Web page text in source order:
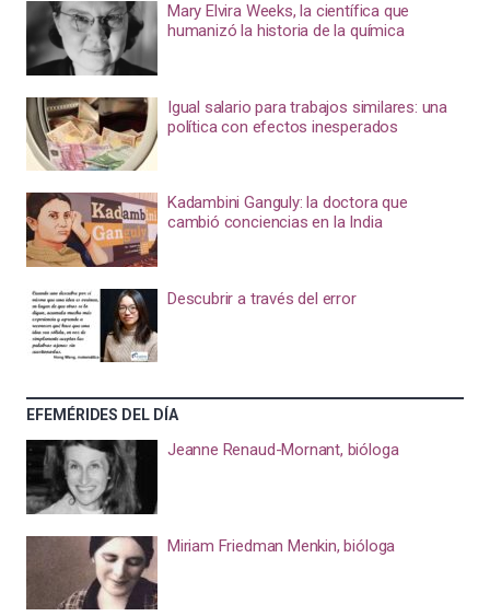
Mary Elvira Weeks, la científica que
humanizó la historia de la química
Igual salario para trabajos similares: una
política con efectos inesperados
Kadambini Ganguly: la doctora que
cambió conciencias en la India
Descubrir a través del error
EFEMÉRIDES DEL DÍA
Jeanne Renaud-Mornant, bióloga
Miriam Friedman Menkin, bióloga